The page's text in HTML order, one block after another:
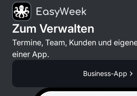
Zum Verwalten
Termine, Team, Kunden und
einer App.
Business-App